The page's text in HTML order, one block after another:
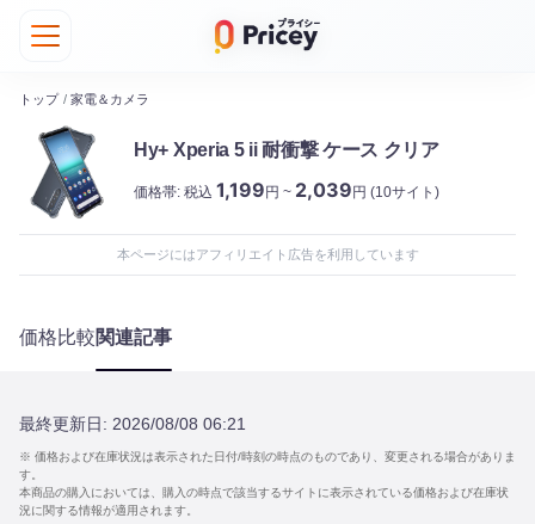
トップ / 家電＆カメラ
Hy+ Xperia 5 ii 耐衝撃 ケース クリア
価格帯: 税込 1,199 円 ~ 2,039 円 (10サイト)
本ページにはアフィリエイト広告を利用しています
価格比較関連記事
最終更新日: 2026/08/08 06:21
※ 価格および在庫状況は表示された日付/時刻の時点のものであり、変更される場合がありま
す。
本商品の購入においては、購入の時点で該当するサイトに表示されている価格および在庫状
況に関する情報が適用されます。